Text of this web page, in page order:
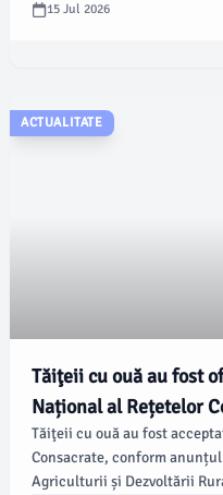
fructelor produse în Taiwan
15 Jul 2026
ACTUALITATE
Tăiţeii cu ouă au fost
Național al Rețetelor
Tăiţeii cu ouă au fost
Consacrate, conform
Agriculturii și Dezvoltării